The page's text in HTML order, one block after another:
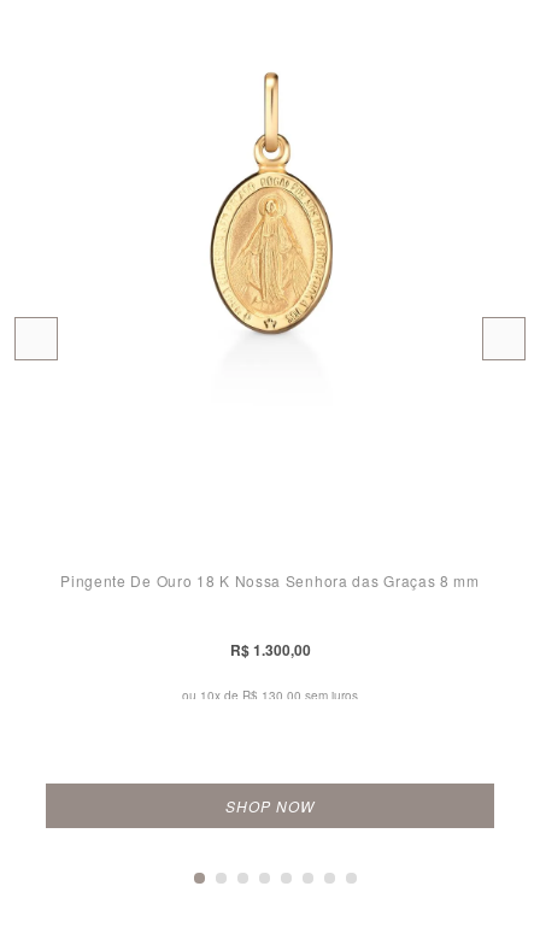
Pingente De Ouro 18 K Nossa Senhora das Graças 8 mm
R$ 1.300,00
ou 10x de R$ 130,00 sem juros
SHOP NOW